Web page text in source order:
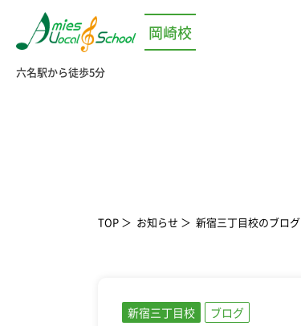
岡崎校
六名駅から徒歩5分
TOP お知らせ 新宿三丁目校のブログ
新宿三丁目校 ブログ